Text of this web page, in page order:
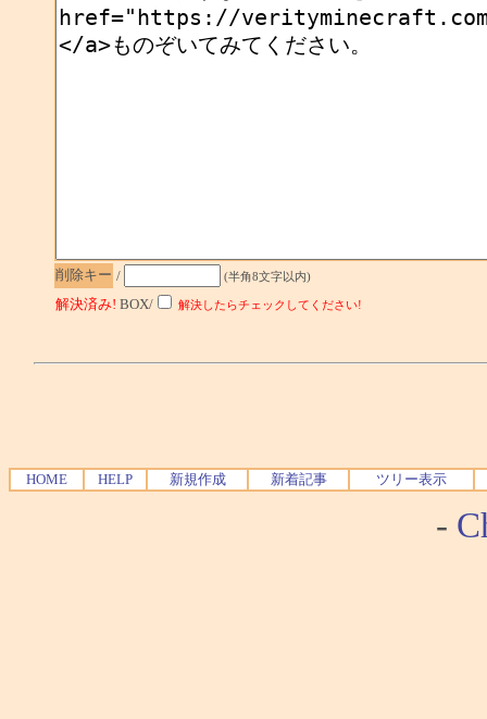
削除キー / (半角8文字以内)
解決済み! BOX/ 解決したらチェックしてください!
HOME HELP 新規作成 新着記事 ツリー表示
-